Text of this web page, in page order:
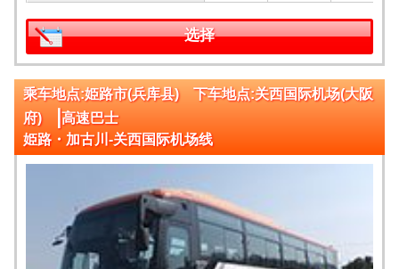
选择
乘车地点:姫路市(兵库县) 下车地点:关西国际机场(大阪
府) |高速巴士
姫路・加古川-关西国际机场线